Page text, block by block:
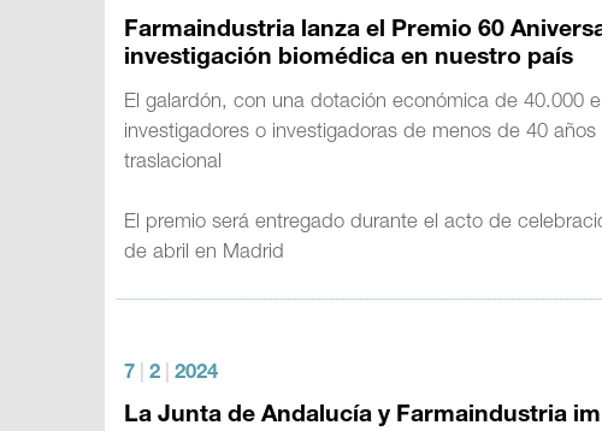
Farmaindustria lanza el Premio 60
investigación biomédica en nuestro país
El galardón, con una dotación económica de 40.000
investigadores o investigadoras de menos de 40
traslacional
El premio será entregado durante el acto de
de abril en Madrid
7 2 2024
La Junta de Andalucía y Farmaindustria